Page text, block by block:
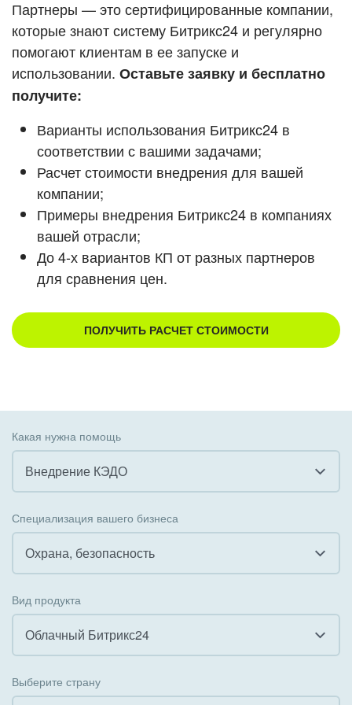
ВХОД
ВХОД
Смотреть видеокейсы
Партнеры — это сертифицированные компании,
которые знают систему Битрикс24 и регулярно
помогают клиентам в ее запуске и
использовании. Оставьте заявку и бесплатно
получите:
Варианты использования Битрикс24 в
соответствии с вашими задачами;
Расчет стоимости внедрения для вашей
компании;
Примеры внедрения Битрикс24 в компаниях
вашей отрасли;
До 4-х вариантов КП от разных партнеров
для сравнения цен.
ПОЛУЧИТЬ РАСЧЕТ СТОИМОСТИ
Какая нужна помощь
Внедрение КЭДО
Внедрение КЭДО
Интеграция с 1С
Организация задач и проектов
Внедрение Бизнес-процессов
Специализация вашего бизнеса
Охрана, безопасность
Государственные организации
Коммунальные услуги, ЖКХ
Вид продукта
Облачный Битрикс24
Выберите страну